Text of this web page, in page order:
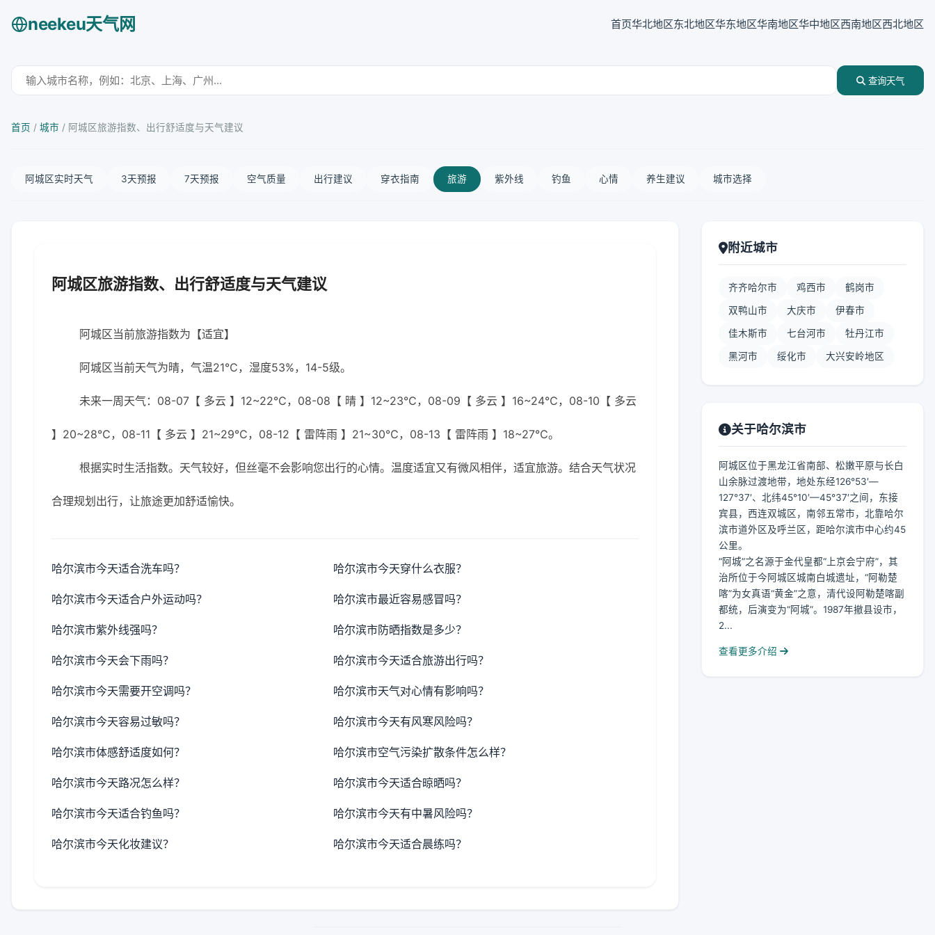
neekeu天气网 首页华北地区东北地区华东地区华南地区华中地区西南地区西北地区
查询天气
首页 / 城市 / 阿城区旅游指数、出行舒适度与天气建议
阿城区实时天气 3天预报 7天预报 空气质量 出行建议 穿衣指南 旅游 紫外线 钓鱼 心情 养生建议 城市选择
阿城区旅游指数、出行舒适度与天气建议
阿城区当前旅游指数为【适宜】
阿城区当前天气为晴，气温21℃，湿度53%，14-5级。
未来一周天气：08-07【 多云 】12~22℃，08-08【 晴 】12~23℃，08-09【 多云 】16~24℃，08-10【 多云
】20~28℃，08-11【 多云 】21~29℃，08-12【 雷阵雨 】21~30℃，08-13【 雷阵雨 】18~27℃。
根据实时生活指数。天气较好，但丝毫不会影响您出行的心情。温度适宜又有微风相伴，适宜旅游。结合天气状况
合理规划出行，让旅途更加舒适愉快。
哈尔滨市今天适合洗车吗？ 哈尔滨市今天穿什么衣服？
哈尔滨市今天适合户外运动吗？ 哈尔滨市最近容易感冒吗？
哈尔滨市紫外线强吗？ 哈尔滨市防晒指数是多少？
哈尔滨市今天会下雨吗？ 哈尔滨市今天适合旅游出行吗？
哈尔滨市今天需要开空调吗？ 哈尔滨市天气对心情有影响吗？
哈尔滨市今天容易过敏吗？ 哈尔滨市今天有风寒风险吗？
哈尔滨市体感舒适度如何？ 哈尔滨市空气污染扩散条件怎么样？
哈尔滨市今天路况怎么样？ 哈尔滨市今天适合晾晒吗？
哈尔滨市今天适合钓鱼吗？ 哈尔滨市今天有中暑风险吗？
哈尔滨市今天化妆建议？ 哈尔滨市今天适合晨练吗？
附近城市
齐齐哈尔市 鸡西市 鹤岗市
双鸭山市 大庆市 伊春市
佳木斯市 七台河市 牡丹江市
黑河市 绥化市 大兴安岭地区
关于哈尔滨市
阿城区位于黑龙江省南部、松嫩平原与长白
山余脉过渡地带，地处东经126°53′—
127°37′、北纬45°10′—45°37′之间，东接
宾县，西连双城区，南邻五常市，北靠哈尔
滨市道外区及呼兰区，距哈尔滨市中心约45
公里。
“阿城”之名源于金代皇都“上京会宁府”，其
治所位于今阿城区城南白城遗址，“阿勒楚
喀”为女真语“黄金”之意，清代设阿勒楚喀副
都统，后演变为“阿城”。1987年撤县设市，
2...
查看更多介绍